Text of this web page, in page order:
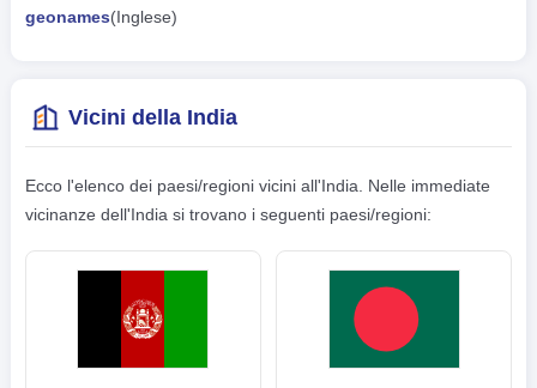
geonames(Inglese)
Vicini della India
Ecco l'elenco dei paesi/regioni vicini all'India. Nelle immediate
vicinanze dell'India si trovano i seguenti paesi/regioni: